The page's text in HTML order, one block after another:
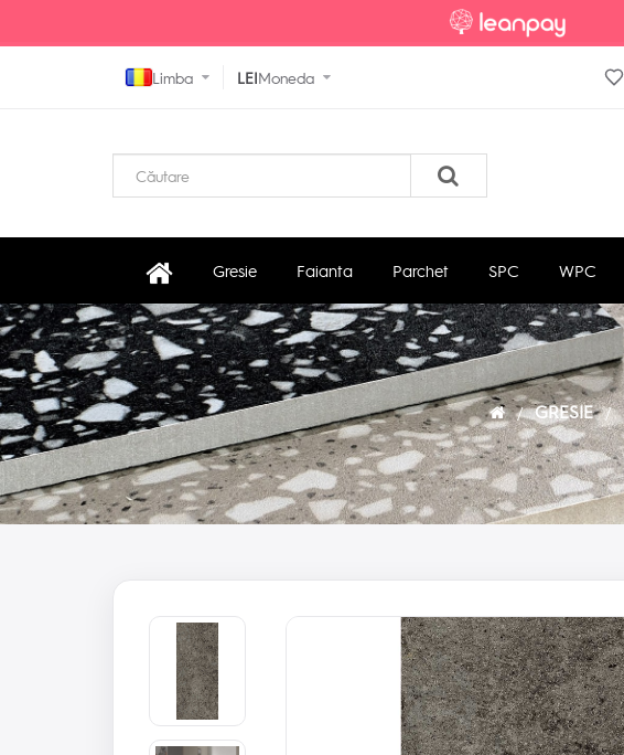
Limba LEIMoneda
Gresie Faianta Parchet SPC WPC
GRESIE